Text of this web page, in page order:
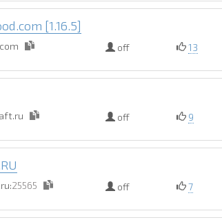
[1.16.5]
off 13
off 9
25565 off 7